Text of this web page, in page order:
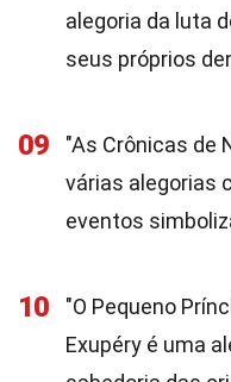
alegoria da luta
seus próprios
09
"As Crônicas de
várias alegorias
eventos
10
"O Pequeno
Exupéry é uma